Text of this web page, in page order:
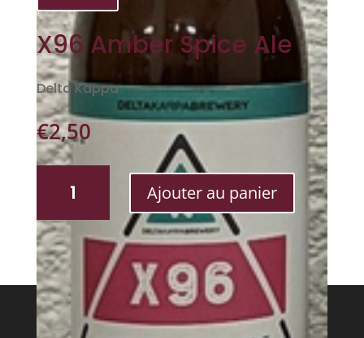
X96 Amber Spice Ale
Delta Kappa
€2,50
AMBER
SPICE
ALE
Ajouter au panier
Levures & Tannins